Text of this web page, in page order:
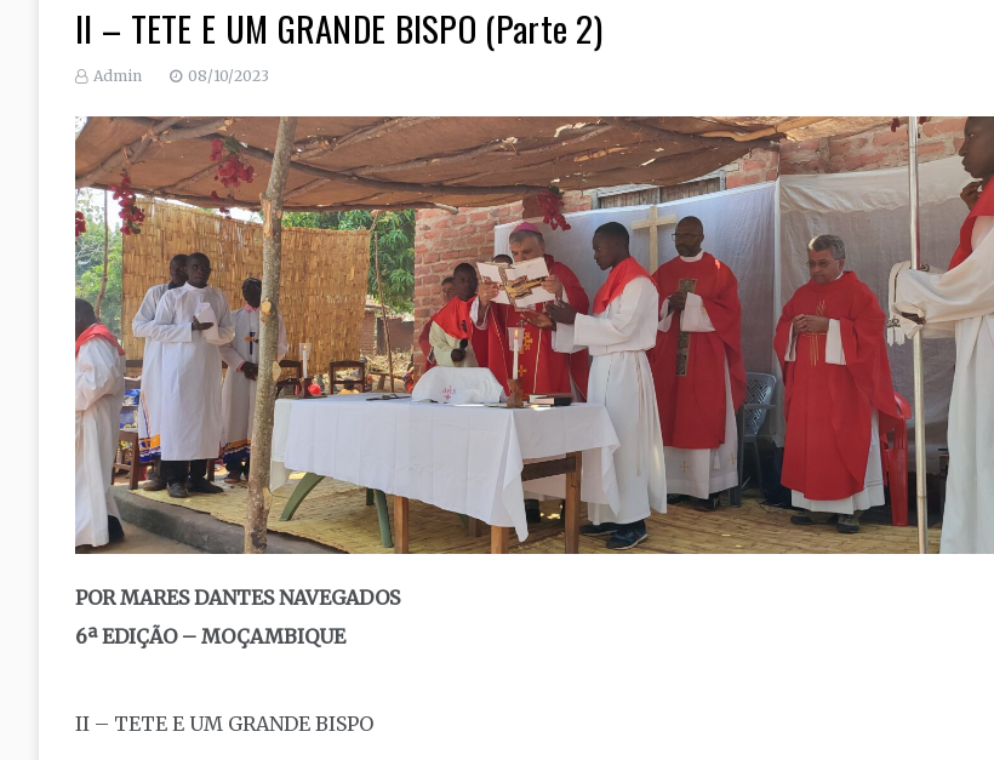
II – TETE E UM GRANDE BISPO (Parte 2)
Admin 08/10/2023
POR MARES DANTES NAVEGADOS
6ª EDIÇÃO – MOÇAMBIQUE
II – TETE E UM GRANDE BISPO